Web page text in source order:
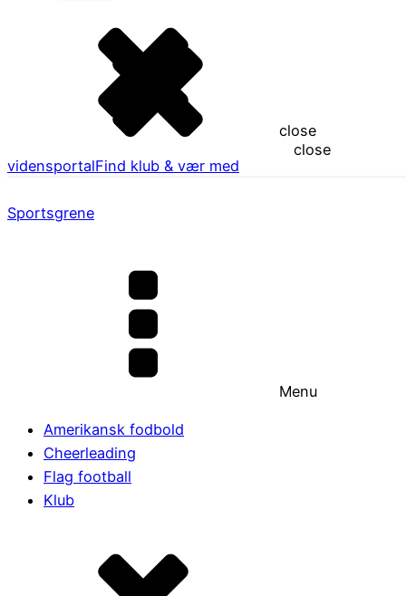
close
close
vidensportalFind klub & vær med
Sportsgrene
Menu
Amerikansk fodbold
Cheerleading
Flag football
Klub